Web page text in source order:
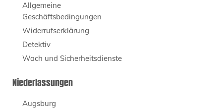
Allgemeine
Geschäftsbedingungen
Widerrufserklärung
Detektiv
Wach und Sicherheitsdienste
Niederlassungen
Augsburg